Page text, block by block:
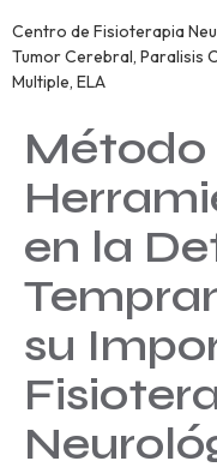
Centro de Fisioterapia
Tumor Cerebral, Paralisis
Multiple, ELA
Método
en la
su